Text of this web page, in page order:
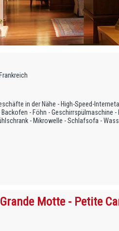
in der Nähe - High-Speed-
- Föhn - Geschirrspülmaschine
- Mikrowelle - Schlafsofa -
Motte - Petite